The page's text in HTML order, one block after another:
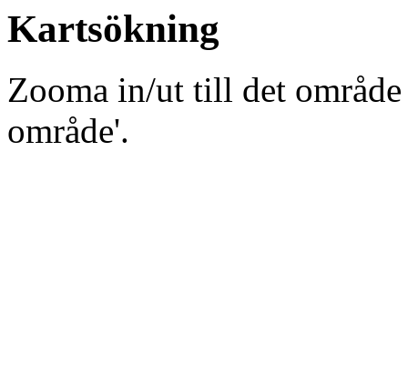
Kartsökning
Zooma in/ut till det
område'.